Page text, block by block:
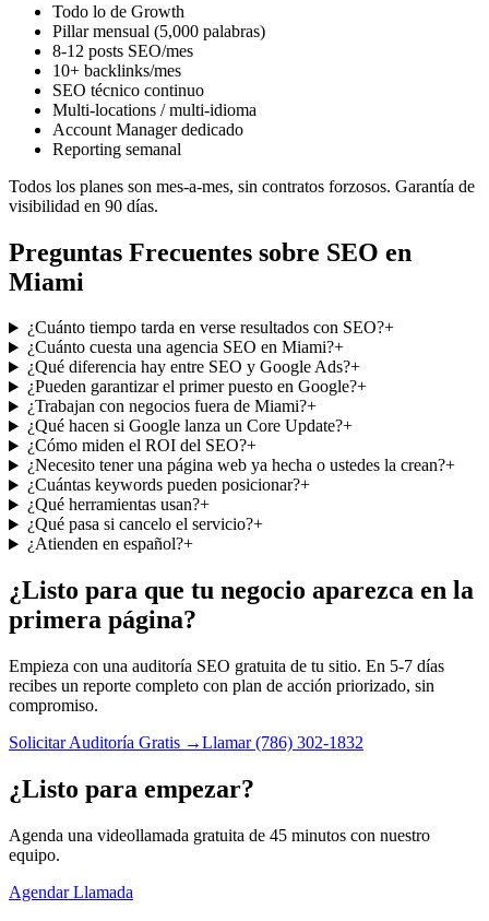
Todo lo de Growth
Pillar mensual (5,000 palabras)
8-12 posts SEO/mes
10+ backlinks/mes
SEO técnico continuo
Multi-locations / multi-idioma
Account Manager dedicado
Reporting semanal
Todos los planes son mes-a-mes, sin contratos forzosos. Garantía de
visibilidad en 90 días.
Preguntas Frecuentes sobre SEO en
Miami
¿Cuánto tiempo tarda en verse resultados con SEO?+
¿Cuánto cuesta una agencia SEO en Miami?+
¿Qué diferencia hay entre SEO y Google Ads?+
¿Pueden garantizar el primer puesto en Google?+
¿Trabajan con negocios fuera de Miami?+
¿Qué hacen si Google lanza un Core Update?+
¿Cómo miden el ROI del SEO?+
¿Necesito tener una página web ya hecha o ustedes la crean?+
¿Cuántas keywords pueden posicionar?+
¿Qué herramientas usan?+
¿Qué pasa si cancelo el servicio?+
¿Atienden en español?+
¿Listo para que tu negocio aparezca en la
primera página?
Empieza con una auditoría SEO gratuita de tu sitio. En 5-7 días
recibes un reporte completo con plan de acción priorizado, sin
compromiso.
Solicitar Auditoría Gratis →Llamar (786) 302-1832
¿Listo para empezar?
Agenda una videollamada gratuita de 45 minutos con nuestro
equipo.
Agendar Llamada